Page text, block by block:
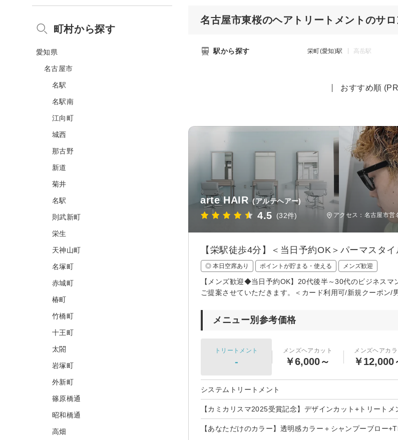
名古屋市東桜のヘアトリートメントのサ
駅から探す 栄町(愛知)駅 高岳駅
おすすめ順
arte HAIR (アルテヘアー)
4.5 (32件) アクセス：名古屋市営
【栄駅徒歩4分】＜当日予約OK＞パーマスタ
◎ 本日空席あり ポイントが貯まる・使える メンズ歓迎
【メンズ歓迎◆当日予約OK】20代後半～30代のビジネス
ご提案させていただきます。＜カード利用可/新規クーポン/
メニュー別参考価格
トリートメント
-
メンズヘアカット
￥6,000～
メンズヘアカ
￥12,000
システムトリートメント
【カミカリスマ2025受賞記念】デザインカット+トリートメ
【あなただけのカラー】透明感カラー＋シャンプーブロー
町村から探す
愛知県
名古屋市
名駅
名駅南
江向町
城西
那古野
新道
菊井
名駅
則武新町
栄生
天神山町
名塚町
赤城町
椿町
竹橋町
十王町
太閤
岩塚町
外新町
篠原橋通
昭和橋通
高畑